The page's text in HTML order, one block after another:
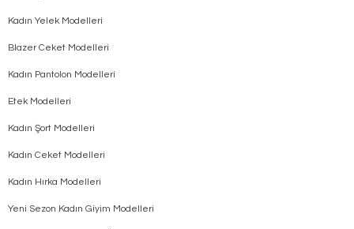
Kadın Yelek Modelleri
Blazer Ceket Modelleri
Kadın Pantolon Modelleri
Etek Modelleri
Kadın Şort Modelleri
Kadın Ceket Modelleri
Kadın Hırka Modelleri
Yeni Sezon Kadın Giyim Modelleri